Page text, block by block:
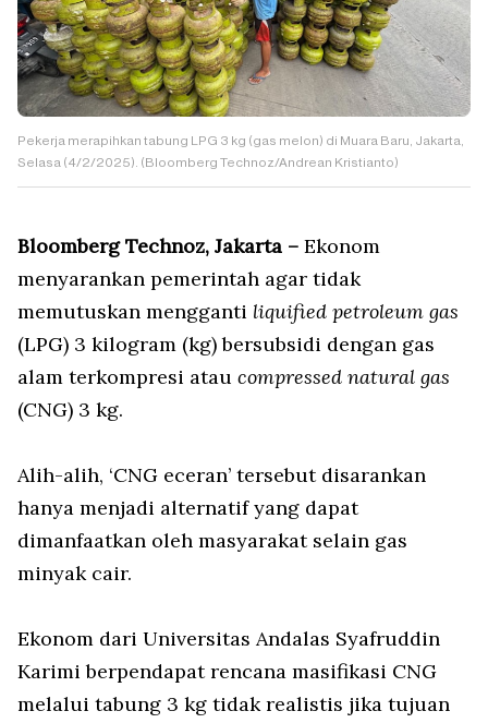
Pekerja merapihkan tabung LPG 3 kg (gas melon) di Muara Baru, Jakarta,
Selasa (4/2/2025). (Bloomberg Technoz/Andrean Kristianto)
Bloomberg Technoz, Jakarta – Ekonom
menyarankan pemerintah agar tidak
memutuskan mengganti liquified petroleum gas
(LPG) 3 kilogram (kg) bersubsidi dengan gas
alam terkompresi atau compressed natural gas
(CNG) 3 kg.
Alih-alih, ‘CNG eceran’ tersebut disarankan
hanya menjadi alternatif yang dapat
dimanfaatkan oleh masyarakat selain gas
minyak cair.
Ekonom dari Universitas Andalas Syafruddin
Karimi berpendapat rencana masifikasi CNG
melalui tabung 3 kg tidak realistis jika tujuan